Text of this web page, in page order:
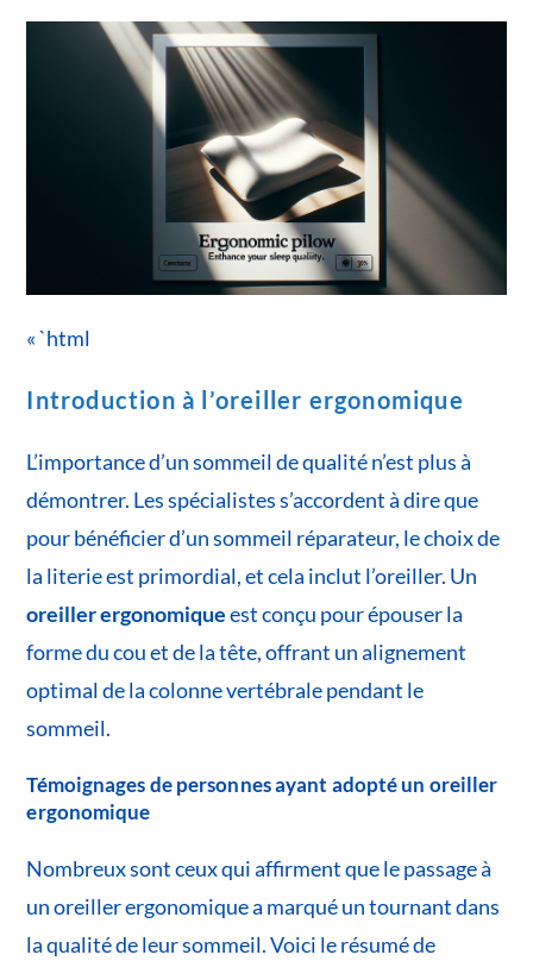
« `html
Introduction à l’oreiller ergonomique
L’importance d’un sommeil de qualité n’est plus à
démontrer. Les spécialistes s’accordent à dire que
pour bénéficier d’un sommeil réparateur, le choix de
la literie est primordial, et cela inclut l’oreiller. Un
oreiller ergonomiqueest conçu pour épouser la
forme du cou et de la tête, offrant un alignement
optimal de la colonne vertébrale pendant le
sommeil.
Témoignages de personnes ayant adopté un oreiller
ergonomique
Nombreux sont ceux qui affirment que le passage à
un oreiller ergonomique a marqué un tournant dans
la qualité de leur sommeil. Voici le résumé de